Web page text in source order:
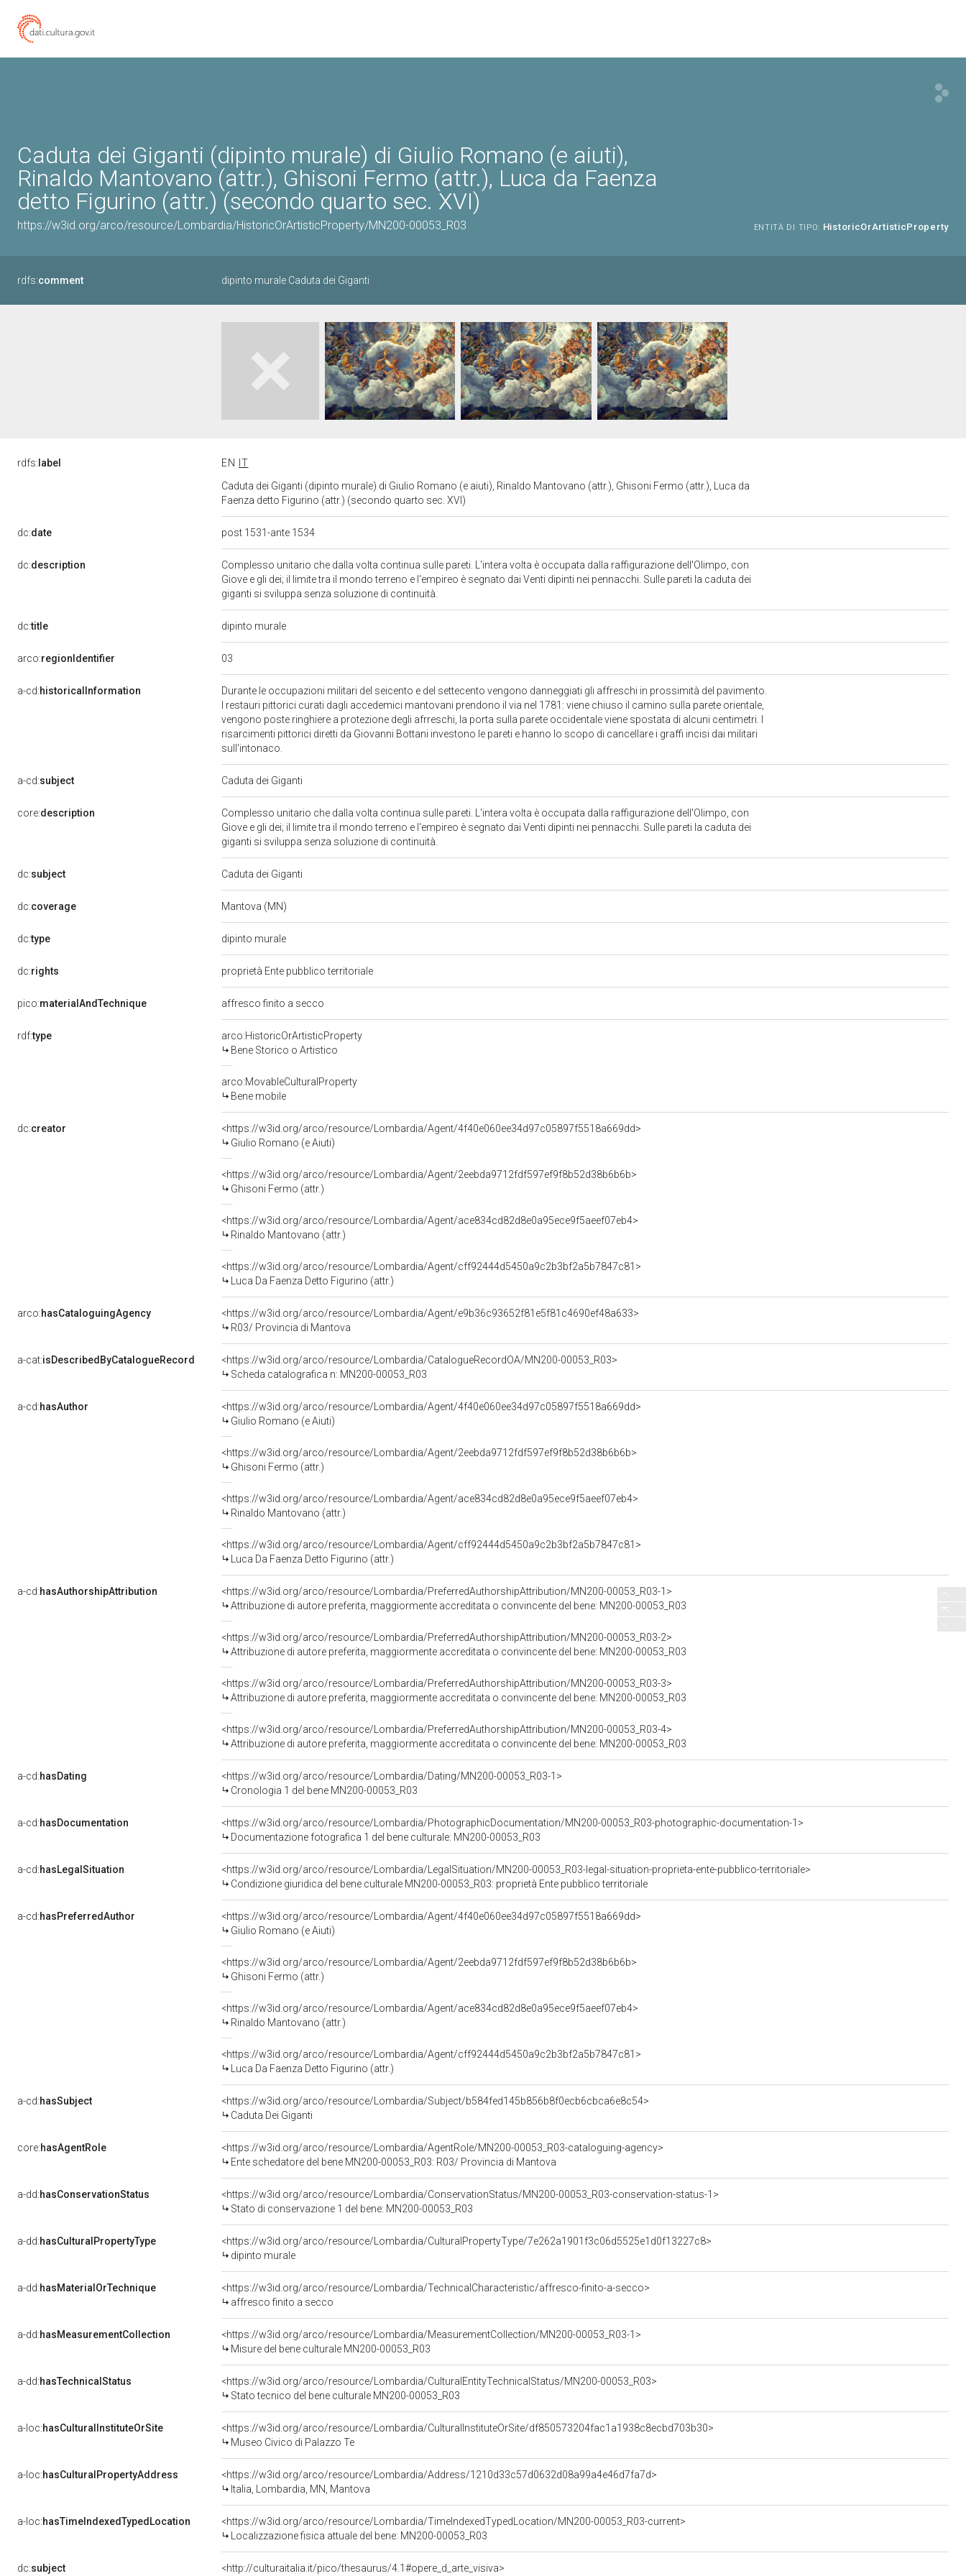
Caduta dei Giganti (dipinto murale) di Giulio Romano (e aiuti),
Rinaldo Mantovano (attr.), Ghisoni Fermo (attr.), Luca da Faenza
detto Figurino (attr.) (secondo quarto sec. XVI)
https://w3id.org/arco/resource/Lombardia/HistoricOrArtisticProperty/MN200-00053_R03 ENTITÀ DI TIPO: HistoricOrArtisticProperty
rdfs:comment dipinto murale Caduta dei Giganti
rdfs: label EN
IT
Caduta dei Giganti (dipinto murale) di Giulio Romano (e aiuti), Rinaldo Mantovano (attr.), Ghisoni Fermo (attr.), Luca da
Faenza detto Figurino (attr.) (secondo quarto sec. XVI)
dc:date post 1531-ante 1534
dc:description
Complesso unitario che dalla volta continua sulle pareti. L'intera volta è occupata dalla raffigurazione dell'Olimpo, con
Giove e gli dei; il limite tra il mondo terreno e l'empireo è segnato dai Venti dipinti nei pennacchi. Sulle pareti la caduta dei
giganti si sviluppa senza soluzione di continuità.
dc:title dipinto murale
arco:regionIdentifier 03
a-cd:historicalInformation
Durante le occupazioni militari del seicento e del settecento vengono danneggiati gli affreschi in prossimità del pavimento.
I restauri pittorici curati dagli accedemici mantovani prendono il via nel 1781: viene chiuso il camino sulla parete orientale,
vengono poste ringhiere a protezione degli afrreschi, la porta sulla parete occidentale viene spostata di alcuni centimetri. I
risarcimenti pittorici diretti da Giovanni Bottani investono le pareti e hanno lo scopo di cancellare i graffi incisi dai militari
sull'intonaco.
a-cd:subject Caduta dei Giganti
core:description
Complesso unitario che dalla volta continua sulle pareti. L'intera volta è occupata dalla raffigurazione dell'Olimpo, con
Giove e gli dei; il limite tra il mondo terreno e l'empireo è segnato dai Venti dipinti nei pennacchi. Sulle pareti la caduta dei
giganti si sviluppa senza soluzione di continuità.
dc:subject Caduta dei Giganti
dc:coverage Mantova (MN)
dc:type dipinto murale
dc:rights proprietà Ente pubblico territoriale
pico:materialAndTechnique affresco finito a secco
rdf:type
arco:HistoricOrArtisticProperty
Bene Storico o Artistico
arco:MovableCulturalProperty
Bene mobile
dc:creator
<https://w3id.org/arco/resource/Lombardia/Agent/4f40e060ee34d97c05897f5518a669dd>
Giulio Romano (e Aiuti)
<https://w3id.org/arco/resource/Lombardia/Agent/2eebda9712fdf597ef9f8b52d38b6b6b>
Ghisoni Fermo (attr.)
<https://w3id.org/arco/resource/Lombardia/Agent/ace834cd82d8e0a95ece9f5aeef07eb4>
Rinaldo Mantovano (attr.)
<https://w3id.org/arco/resource/Lombardia/Agent/cff92444d5450a9c2b3bf2a5b7847c81>
Luca Da Faenza Detto Figurino (attr.)
arco:hasCataloguingAgency
<https://w3id.org/arco/resource/Lombardia/Agent/e9b36c93652f81e5f81c4690ef48a633>
R03/ Provincia di Mantova
a-cat:isDescribedByCatalogueRecord
<https://w3id.org/arco/resource/Lombardia/CatalogueRecordOA/MN200-00053_R03>
Scheda catalografica n: MN200-00053_R03
a-cd:hasAuthor
<https://w3id.org/arco/resource/Lombardia/Agent/4f40e060ee34d97c05897f5518a669dd>
Giulio Romano (e Aiuti)
<https://w3id.org/arco/resource/Lombardia/Agent/2eebda9712fdf597ef9f8b52d38b6b6b>
Ghisoni Fermo (attr.)
<https://w3id.org/arco/resource/Lombardia/Agent/ace834cd82d8e0a95ece9f5aeef07eb4>
Rinaldo Mantovano (attr.)
<https://w3id.org/arco/resource/Lombardia/Agent/cff92444d5450a9c2b3bf2a5b7847c81>
Luca Da Faenza Detto Figurino (attr.)
a-cd:hasAuthorshipAttribution
<https://w3id.org/arco/resource/Lombardia/PreferredAuthorshipAttribution/MN200-00053_R03-1>
Attribuzione di autore preferita, maggiormente accreditata o convincente del bene: MN200-00053_R03
<https://w3id.org/arco/resource/Lombardia/PreferredAuthorshipAttribution/MN200-00053_R03-2>
Attribuzione di autore preferita, maggiormente accreditata o convincente del bene: MN200-00053_R03
<https://w3id.org/arco/resource/Lombardia/PreferredAuthorshipAttribution/MN200-00053_R03-3>
Attribuzione di autore preferita, maggiormente accreditata o convincente del bene: MN200-00053_R03
<https://w3id.org/arco/resource/Lombardia/PreferredAuthorshipAttribution/MN200-00053_R03-4>
Attribuzione di autore preferita, maggiormente accreditata o convincente del bene: MN200-00053_R03
a-cd:hasDating
<https://w3id.org/arco/resource/Lombardia/Dating/MN200-00053_R03-1>
Cronologia 1 del bene MN200-00053_R03
a-cd:hasDocumentation
<https://w3id.org/arco/resource/Lombardia/PhotographicDocumentation/MN200-00053_R03-photographic-documentation-1>
Documentazione fotografica 1 del bene culturale: MN200-00053_R03
a-cd:hasLegalSituation
<https://w3id.org/arco/resource/Lombardia/LegalSituation/MN200-00053_R03-legal-situation-proprieta-ente-pubblico-territoriale>
Condizione giuridica del bene culturale MN200-00053_R03: proprietà Ente pubblico territoriale
a-cd:hasPreferredAuthor
<https://w3id.org/arco/resource/Lombardia/Agent/4f40e060ee34d97c05897f5518a669dd>
Giulio Romano (e Aiuti)
<https://w3id.org/arco/resource/Lombardia/Agent/2eebda9712fdf597ef9f8b52d38b6b6b>
Ghisoni Fermo (attr.)
<https://w3id.org/arco/resource/Lombardia/Agent/ace834cd82d8e0a95ece9f5aeef07eb4>
Rinaldo Mantovano (attr.)
<https://w3id.org/arco/resource/Lombardia/Agent/cff92444d5450a9c2b3bf2a5b7847c81>
Luca Da Faenza Detto Figurino (attr.)
a-cd:hasSubject
<https://w3id.org/arco/resource/Lombardia/Subject/b584fed145b856b8f0ecb6cbca6e8c54>
Caduta Dei Giganti
core:hasAgentRole
<https://w3id.org/arco/resource/Lombardia/AgentRole/MN200-00053_R03-cataloguing-agency>
Ente schedatore del bene MN200-00053_R03: R03/ Provincia di Mantova
a-dd:hasConservationStatus
<https://w3id.org/arco/resource/Lombardia/ConservationStatus/MN200-00053_R03-conservation-status-1>
Stato di conservazione 1 del bene: MN200-00053_R03
a-dd:hasCulturalPropertyType
<https://w3id.org/arco/resource/Lombardia/CulturalPropertyType/7e262a1901f3c06d5525e1d0f13227c8>
dipinto murale
a-dd:hasMaterialOrTechnique
<https://w3id.org/arco/resource/Lombardia/TechnicalCharacteristic/affresco-finito-a-secco>
affresco finito a secco
a-dd:hasMeasurementCollection
<https://w3id.org/arco/resource/Lombardia/MeasurementCollection/MN200-00053_R03-1>
Misure del bene culturale MN200-00053_R03
a-dd:hasTechnicalStatus
<https://w3id.org/arco/resource/Lombardia/CulturalEntityTechnicalStatus/MN200-00053_R03>
Stato tecnico del bene culturale MN200-00053_R03
a-loc:hasCulturalInstituteOrSite
<https://w3id.org/arco/resource/Lombardia/CulturalInstituteOrSite/df850573204fac1a1938c8ecbd703b30>
Museo Civico di Palazzo Te
a-loc:hasCulturalPropertyAddress
<https://w3id.org/arco/resource/Lombardia/Address/1210d33c57d0632d08a99a4e46d7fa7d>
Italia, Lombardia, MN, Mantova
a-loc:hasTimeIndexedTypedLocation
<https://w3id.org/arco/resource/Lombardia/TimeIndexedTypedLocation/MN200-00053_R03-current>
Localizzazione fisica attuale del bene: MN200-00053_R03
dc:subject <http://culturaitalia.it/pico/thesaurus/4.1#opere_d_arte_visiva>